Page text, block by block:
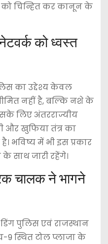
चिन्हित कर कानून के
नेटवर्क को ध्वस्त
का उद्देश्य केवल
नहीं है, बल्कि नशे के
लिए अंतरराज्यीय
और खुफिया तंत्र का
भविष्य में भी इस प्रकार
साथ जारी रहेंगे।
चालक ने भागने
पुलिस एवं राजस्थान
स्थित टोल प्लाजा के